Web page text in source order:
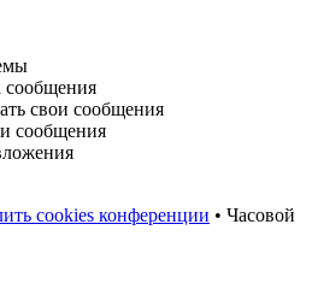
сообщения
свои сообщения
сообщения
cookies конференции • Часовой